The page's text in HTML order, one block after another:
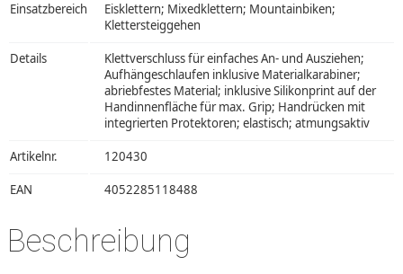
Einsatzbereich
Eisklettern; Mixedklettern; Mountainbiken;
Klettersteiggehen
Details
Klettverschluss für einfaches An- und Ausziehen;
Aufhängeschlaufen inklusive Materialkarabiner;
abriebfestes Material; inklusive Silikonprint auf der
Handinnenfläche für max. Grip; Handrücken mit
integrierten Protektoren; elastisch; atmungsaktiv
Artikelnr. 120430
EAN 4052285118488
Beschreibung